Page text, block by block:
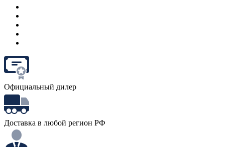
Официальный дилер
Доставка в любой регион РФ